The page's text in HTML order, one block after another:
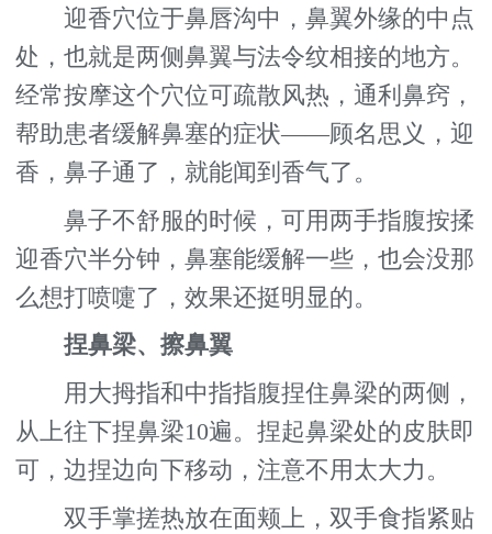
迎香穴位于鼻唇沟中，鼻翼外缘的中点
处，也就是两侧鼻翼与法令纹相接的地方。
经常按摩这个穴位可疏散风热，通利鼻窍，
帮助患者缓解鼻塞的症状——顾名思义，迎
香，鼻子通了，就能闻到香气了。
鼻子不舒服的时候，可用两手指腹按揉
迎香穴半分钟，鼻塞能缓解一些，也会没那
么想打喷嚏了，效果还挺明显的。
捏鼻梁、擦鼻翼
用大拇指和中指指腹捏住鼻梁的两侧，
从上往下捏鼻梁10遍。捏起鼻梁处的皮肤即
可，边捏边向下移动，注意不用太大力。
双手掌搓热放在面颊上，双手食指紧贴